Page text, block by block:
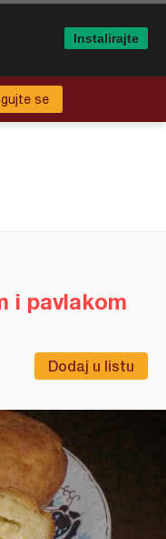
se
Dodaj u listu
i pavlakom
Instalirajte